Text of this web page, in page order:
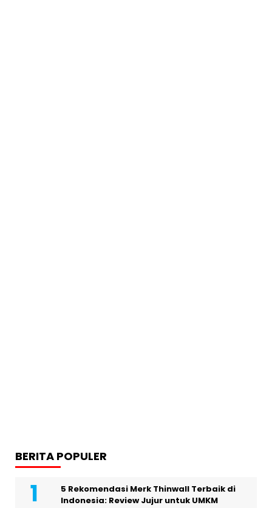
BERITA POPULER
5 Rekomendasi Merk Thinwall Terbaik di
Indonesia: Review Jujur untuk UMKM